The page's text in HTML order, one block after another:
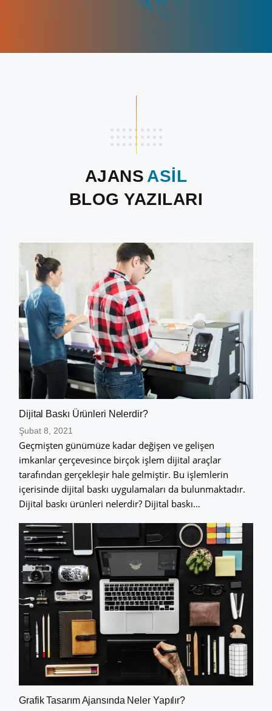
AJANS ASİL
BLOG YAZILARI
Dijital Baskı Ürünleri Nelerdir?
Şubat 8, 2021
Geçmişten günümüze kadar değişen ve gelişen
imkanlar çerçevesince birçok işlem dijital araçlar
tarafından gerçekleşir hale gelmiştir. Bu işlemlerin
içerisinde dijital baskı uygulamaları da bulunmaktadır.
Dijital baskı ürünleri nelerdir? Dijital baskı…
Grafik Tasarım Ajansında Neler Yapılır?